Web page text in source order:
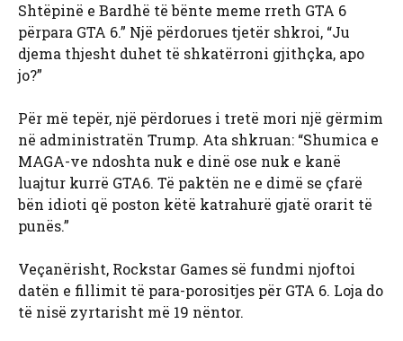
Shtëpinë e Bardhë të bënte meme rreth GTA 6
përpara GTA 6.” Një përdorues tjetër shkroi, “Ju
djema thjesht duhet të shkatërroni gjithçka, apo
jo?”
Për më tepër, një përdorues i tretë mori një gërmim
në administratën Trump. Ata shkruan: “Shumica e
MAGA-ve ndoshta nuk e dinë ose nuk e kanë
luajtur kurrë GTA6. Të paktën ne e dimë se çfarë
bën idioti që poston këtë katrahurë gjatë orarit të
punës.”
Veçanërisht, Rockstar Games së fundmi njoftoi
datën e fillimit të para-porositjes për GTA 6. Loja do
të nisë zyrtarisht më 19 nëntor.